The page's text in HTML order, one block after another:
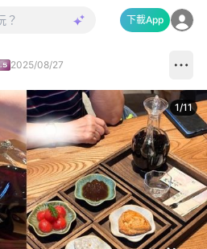
下載App
2025/08/27
1/11